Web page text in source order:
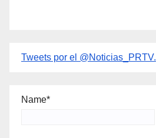
Tweets por el @Noticias_PRTV.
Name*